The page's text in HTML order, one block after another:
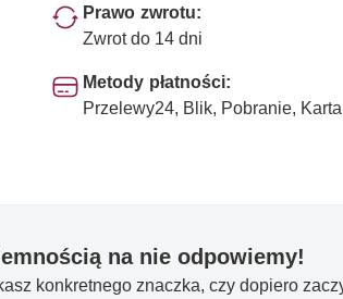
Prawo zwrotu:
Zwrot do 14 dni
Metody płatności:
Przelewy24, Blik, Pobranie, Karta
na nie odpowiemy!
konkretnego znaczka, czy dopiero